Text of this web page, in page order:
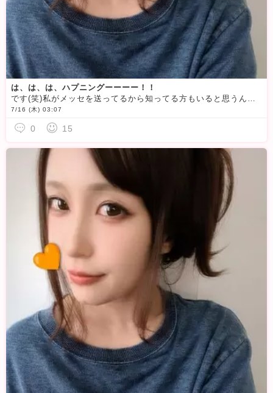
は、は、は、ハプニングーーーー！！
です(笑)私がメッセを送ってるから知ってる方もいると思うんだけどっっ
7/16 (木) 03:07
0 15